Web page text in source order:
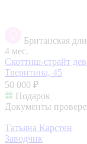
Британская
4 мес.
Скоттиш-страйт
Тверитина, 45
50 000 ₽
Подарок
Документы
Татьяна Карстен
Заводчик